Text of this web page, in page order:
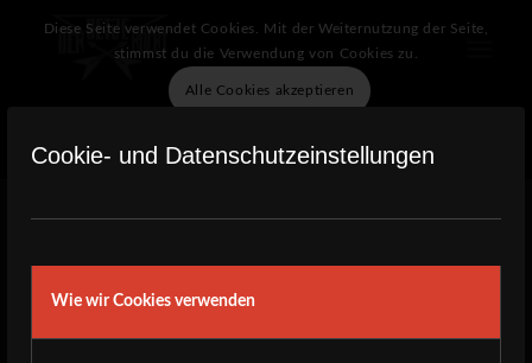
Cookie- und Datenschutzeinstellungen
Wie wir Cookies verwenden
SCHLAGWORTARCHIV
FÜR:FUN
Diese Seite verwendet Cookies. Mit der Weiternutzung der Seite,
stimmst du die Verwendung von Cookies zu.
Alle Cookies akzeptieren